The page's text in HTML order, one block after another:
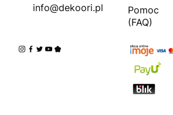
info@dekoori.pl
Pomoc
(FAQ)